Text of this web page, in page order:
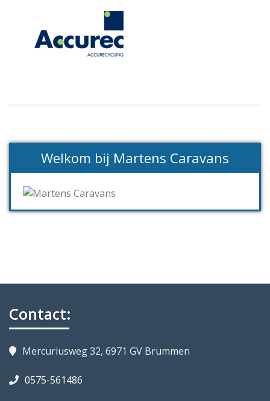
Welkom bij Martens Caravans
Contact:
Mercuriusweg 32, 6971 GV Brummen
0575-561486